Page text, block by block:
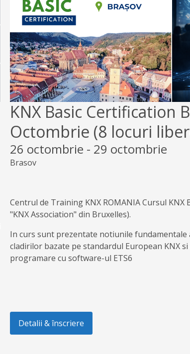
KNX Basic Certification
Octombrie (8 locuri
26 octombrie - 29 octombrie
Brasov
Centrul de Training KNX ROMANIA Cursul
"KNX Association" din Bruxelles).
In curs sunt prezentate notiunile
cladirilor bazate pe standardul European KNX
programare cu software-ul ETS6
Detalii & înscriere